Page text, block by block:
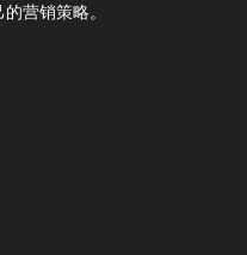
营销策略。